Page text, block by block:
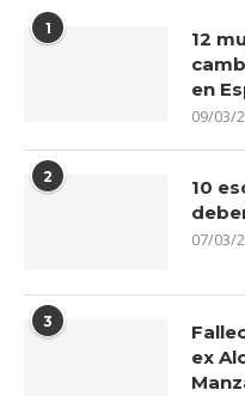
1
12
en
09/03/
2
10
07/03/
3
ex